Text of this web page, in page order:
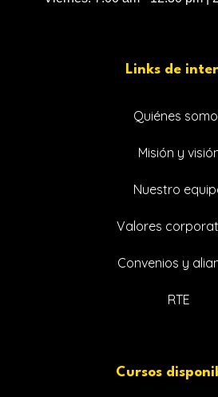
Links de
Quiénes
Misión y
Nuestro
Valores
Convenios y
RTE
Cursos